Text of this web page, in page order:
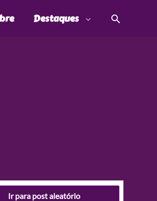
Destaques
Ir para post aleatório